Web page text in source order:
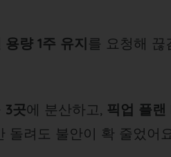
용량 1주 유지를 요청해 끊
3곳에 분산하고, 픽업 플랜
돌려도 불안이 확 줄었어